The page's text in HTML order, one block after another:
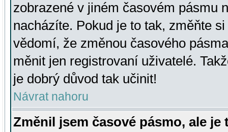
zobrazené v jiném časovém pásmu
nacházíte. Pokud je to tak, změňte
vědomí, že změnou časového
měnit jen registrovaní uživatelé.
je dobrý důvod tak učinit!
Návrat nahoru
Změnil jsem časové pásmo, ale je